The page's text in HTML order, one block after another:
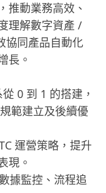
推動業務高效、
理解數字資產 /
協同產品自動化
長。
0 到 1 的搭建，
範建立及後續優
運營策略，提升
現。
據監控、流程追